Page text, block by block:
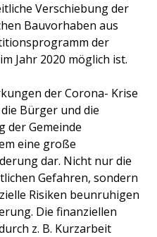
Verschiebung der
Bauvorhaben aus
der
Jahr 2020 möglich ist.
der Corona- Krise
Bürger und die
der Gemeinde
eine große
dar. Nicht nur die
Gefahren, sondern
Risiken beunruhigen
Die finanziellen
z. B. Kurzarbeit